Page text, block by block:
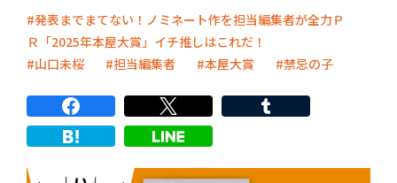
発表までまてない！ノミネート作を担当編集者が全力Ｐ
Ｒ「2025年本屋大賞」イチ推しはこれだ！
山口未桜
担当編集者 本屋大賞 禁忌の子